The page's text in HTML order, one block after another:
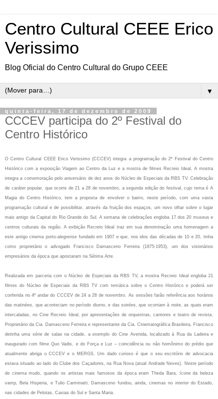
Centro Cultural CEEE Erico
Verissimo
Blog Oficial do Centro Cultural do Grupo CEEE
▼
quinta-feira, 17 de dezembro de 2009
CCCEV participa do 2º Festival do
Centro Histórico
O Centro Cultural CEEE Erico Verissimo (CCCEV) integra a programação do 2º Festival do Centro
Histórico com a exposição Viagem ao Centro da Luz e a mostra de filmes Recreio Ideal, A mostra
integra a comemoração pelo aniversário de dez anos do Núcleo de Especiais da RBS TV. Celebração
de caráter popular, que ocorre de 21 a 28 de novembro, a segunda edição do festival, cujo tema é A
Magia do Centro Histórico, tem a proposta de envolver o bairro, neste período, com uma vasta
programação cultural e de possibilitar, através da fruição dos espaços, um novo olhar sobre o lugar
mais antigo da Capital do Rio Grande do Sul. A semana de celebrações engloba 17 dos 20 museus e
centros culturais da região. A exibição Recreio Ideal traz em sua denominação uma homenagem a
este antigo cinema porto-alegrense fundado em 1907 e que, nos idos das décadas de 10 e 20, tinha
como proprietário o advogado Francisco Damasceno Ferreira (1875-1953), um dos visionários
empresários da época que apostaram na Sétima Arte.
Realizada em parceria com o Núcleo de Especiais da RBS TV, a mostra Recreio Ideal engloba 21
filmes do Núcleo de Especiais da RBS TV com temática sobre o Centro Histórico e poderá ser
conferida no 4º andar do CCCEV de 24 a 28 de novembro. As sessões farão referência aos horários
das matinées, que aconteciam no período diurno, e das soirées, que ocorriam à noite, as quais eram
intercaladas, no Cine Recreio Ideal, por apresentações de orquestras, cantores e teatro de revista.
Proprietário da Cia. Damasceno Ferreira e representante da Cia. Cinematográfica Brasileira, Francisco
detinha uma série de salas na cidade, a exemplo do Cine Avenida, localizado à Rua da Ladeira e
inaugurado com filme Quo Vadis, e do Força e Luz – coincidência ou não homônimo do prédio que
atualmente abriga o CCCEV e o MERGS. Um dado curioso é que o seu escritório de advocacia
estava situado ao lado do Clube dos Caçadores, na Rua Nova (atual Andrade Neves). Neste período
de cinema mudo, quando os artistas mais famosos da época eram Theda Bara, ícone da beleza
vamp, Bela Hisperia, e Tulio Carminatti, Damasceno fundou, ainda, cinemas no interior do Estado,
nas cidades de Pelotas, Caxias do Sul e Santa Maria.